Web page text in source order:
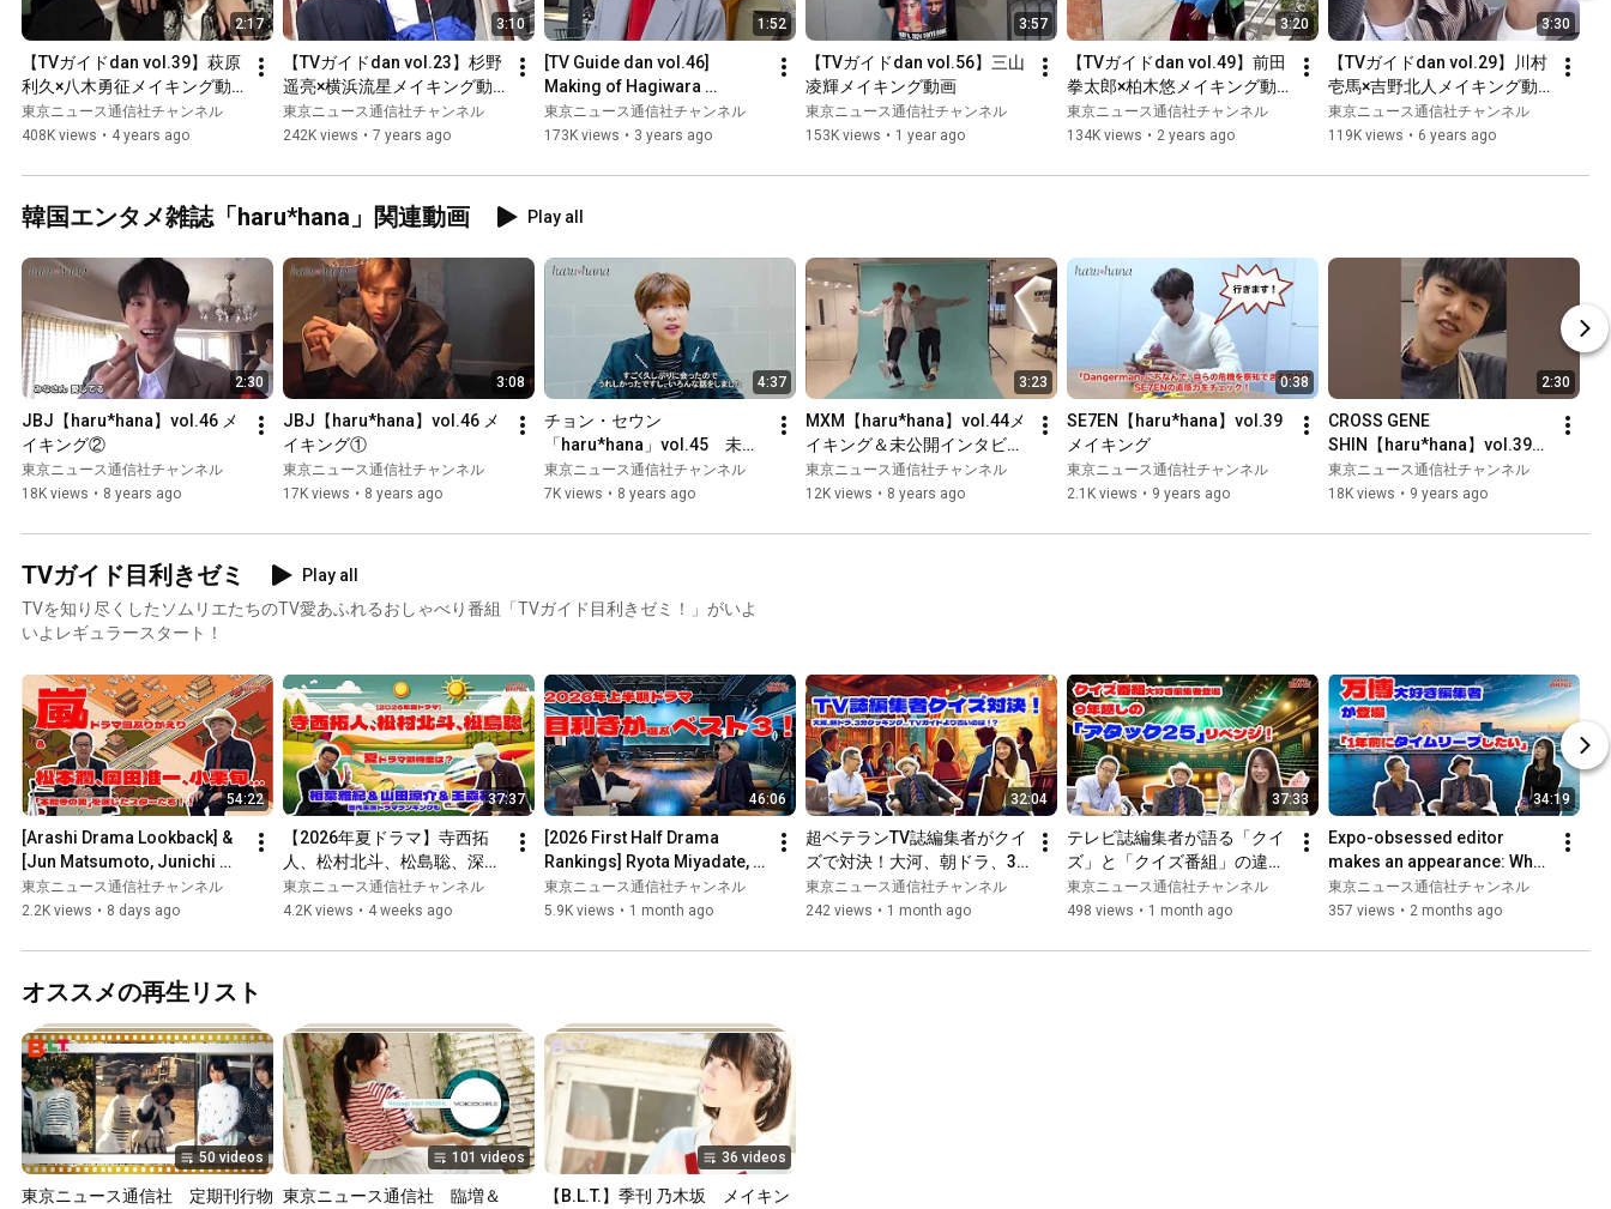
2:17
【TVガイドdan vol.39】萩原
利久×八木勇征メイキング動
画
東京ニュース通信社チャンネル
408K views • 4 years ago
3:10
【TVガイドdan vol.23】杉野
遥亮×横浜流星メイキング動
画
東京ニュース通信社チャンネル
242K views • 7 years ago
1:52
[TV Guide dan vol.46]
Making of Hagiwara
Toshihisa x Yagi Yusei
東京ニュース通信社チャンネル
173K views • 3 years ago
3:57
【TVガイドdan vol.56】三山
凌輝メイキング動画
東京ニュース通信社チャンネル
153K views • 1 year ago
3:20
【TVガイドdan vol.49】前田
拳太郎×柏木悠メイキング動
画
東京ニュース通信社チャンネル
134K views • 2 years ago
3:30
【TVガイドdan vol.29】川村
壱馬×吉野北人メイキング動
画
東京ニュース通信社チャンネル
119K views • 6 years ago
韓国エンタメ雑誌「haru*hana」関連動画 Play all
2:30
JBJ【haru*hana】vol.46 メ
イキング②
東京ニュース通信社チャンネル
18K views • 8 years ago
3:08
JBJ【haru*hana】vol.46 メ
イキング①
東京ニュース通信社チャンネル
17K views • 8 years ago
4:37
チョン・セウン​
「haru*hana」vol.45　未公
開インタビュー
東京ニュース通信社チャンネル
7K views • 8 years ago
3:23
MXM【haru*hana】vol.44メ
イキング＆未公開インタビュ
ー
東京ニュース通信社チャンネル
12K views • 8 years ago
0:38
SE7EN【haru*hana】vol.39
メイキング
東京ニュース通信社チャンネル
2.1K views • 9 years ago
2:30
CROSS GENE
SHIN【haru*hana】vol.39メ
イキング
東京ニュース通信社チャンネル
18K views • 9 years ago
TVガイド目利きゼミ
Play all
TVを知り尽くしたソムリエたちのTV愛あふれるおしゃべり番組「TVガイド目利きゼミ！」がいよ
いよレギュラースタート！
54:22
[Arashi Drama Lookback] &
[Jun Matsumoto, Junichi
Okada, Shun Oguri... The
Stars Who Played Out t...
東京ニュース通信社チャンネル
2.2K views • 8 days ago
37:37
【2026年夏ドラマ】寺西拓
人、松村北斗、松島聡、深田
竜生、浮所飛貴、神山智洋、
中村海人…夏ドラマ期待度
森裕太歴代主演ドラマランキ
東京ニュース通信社チャンネル
4.2K views • 4 weeks ago
46:06
[2026 First Half Drama
Rankings] Ryota Miyadate,
Kei Inoo, Shori Sato, Kento
Nakajima... Whose le...
東京ニュース通信社チャンネル
5.9K views • 1 month ago
32:04
超ベテランTV誌編集者がクイ
ズで対決！大河、朝ドラ、3
分クッキング…TVガイドより
古いのは！？【クイズ大好き
東京ニュース通信社チャンネル
242 views • 1 month ago
37:33
テレビ誌編集者が語る「クイ
ズ」と「クイズ番組」の違い
とは？ 【目利き編集者シリー
ズ】#クイズ　＃TVガイド目
東京ニュース通信社チャンネル
498 views • 1 month ago
34:19
Expo-obsessed editor
makes an appearance: Why
do they want to "time leap
back a year"!? [Expert E...
東京ニュース通信社チャンネル
357 views • 2 months ago
オススメの再生リスト
50 videos
東京ニュース通信社　定期刊行物
101 videos
東京ニュース通信社　臨増＆
36 videos
【B.L.T.】季刊 乃木坂　メイキン